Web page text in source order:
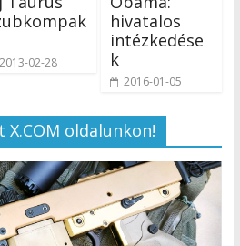
2013-02-28
hivatalos
intézkedése
k
2016-01-05
X.COM oldalunkon!